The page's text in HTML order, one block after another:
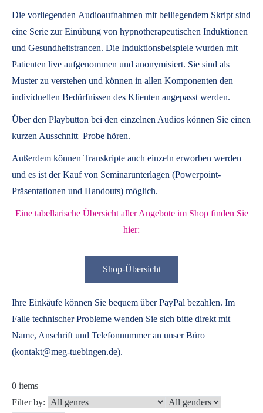
Die vorliegenden Audioaufnahmen mit beiliegendem Skript sind
eine Serie zur Einübung von hypnotherapeutischen Induktionen
und Gesundheitstrancen. Die Induktionsbeispiele wurden mit
Patienten live aufgenommen und anonymisiert. Sie sind als
Muster zu verstehen und können in allen Komponenten den
individuellen Bedürfnissen des Klienten angepasst werden.
Über den Playbutton bei den einzelnen Audios können Sie einen
kurzen Ausschnitt Probe hören.
Außerdem können Transkripte auch einzeln erworben werden
und es ist der Kauf von Seminarunterlagen (Powerpoint-
Präsentationen und Handouts) möglich.
Eine tabellarische Übersicht aller Angebote im Shop finden Sie
hier:
Shop-Übersicht
Ihre Einkäufe können Sie bequem über PayPal bezahlen. Im
Falle technischer Probleme wenden Sie sich bitte direkt mit
Name, Anschrift und Telefonnummer an unser Büro
(kontakt@meg-tuebingen.de).
0 items
Filter by: